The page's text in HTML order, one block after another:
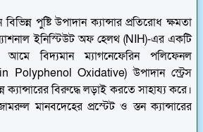
পুষ্টি উপাদান ক্যান্সার প্রতিরোধ ক্ষমতা
ইনিস্টিউট অফ হেলথ (NIH)-এর একটি
আমে বিদ্যমান ম্যাগনেফেরিন পলিফেনল
Polyphenol Oxidative) উপাদান স্ট্রেস
ক্যান্সারের বিরুদ্ধে লড়াই করতে সাহায্য করে।
মানবদেহের প্রস্টেট ও স্তন ক্যান্সারের